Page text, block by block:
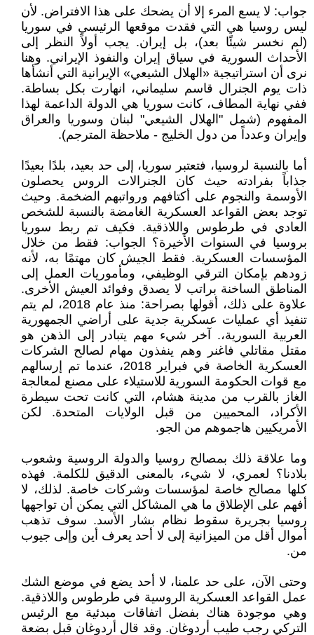
جواب: لا يسع المرء إلا أن يضحك على هذا الافتراض. لأن
ليس روسيا هي التي فقدت موقعها الرئيسي في سوريا
(لم نخسر شيئًا بعد)، بل إيران. يجب أولاً النظر إلى
الأحداث السورية في سياق إيران والنفوذ الإيراني. وهنا
نرى أن استراتيجية «الهلال الشيعي» الإيرانية التي أنشأها
ذات يوم الجنرال قاسم سليماني، انهارت بكل بساطة.
ففي نهاية المطاف، كانت سوريا هي الدولة الداعمة لهذا
المفهوم (شمل "الهلال الشيعي" لبنان وسوريا والعراق
وإيران وعدداً من دول الخليج - ملاحظة المترجم).
أما بالنسبة لروسيا، فتعتبر سوريا، إلى حد بعيد، بلدًا بعيدًا
جذاباً بفرادته حيث كان الجنرالات الروس يحصلون
الأوسمة والنجوم على أكتافهم ورواتبهم الضخمة. وحيث
توجد بعض القواعد العسكرية الغامضة بالنسبة للشخص
العادي في طرطوس واللاذقية. فكيف تم ربط سوريا
بروسيا في السنوات الأخيرة؟ الجواب: فقط من خلال
المؤسسات العسكرية. فقط الجيش كان مهتمًا به، لأنه
زودهم بإمكان الترقي الوظيفي، ومأموريات العمل إلى
المناطق الساخنة براتب لا يصدق وفوائد العيش الأخرى.
علاوة على ذلك، أقولها بصراحة: منذ عام 2018، لم يتم
تنفيذ أي عمليات عسكرية جدية على أراضي الجمهورية
العربية السورية،. آخر شيء مهم يتبادر إلى الذهن هو
مقتل مقاتلي فاغنر وهم ينفذون مهام لصالح الشركات
العسكرية الخاصة في فبراير 2018، عندما تم إرسالهم
مع قوات الحكومة السورية للاستيلاء على مصنع لمعالجة
الغاز بالقرب من مدينة هشام، التي كانت تحت سيطرة
الأكراد، المحميين من قبل الولايات المتحدة. لكن
الأمريكيين هاجموهم من الجو.
وما علاقة ذلك بمصالح روسيا والدولة الروسية وشعوب
بلادنا؟ لعمري، لا شيء، بالمعنى الدقيق للكلمة. فهذه
كلها مصالح خاصة لمؤسسات وشركات خاصة. لذلك، لا
أفهم على الإطلاق ما هي المشاكل التي يمكن أن تواجهها
روسيا بجريرة سقوط نظام بشار الأسد. سوف تذهب
أموال أقل من الميزانية إلى لا أحد يعرف أين وإلى جيوب
من.
وحتى الآن، على حد علمنا، لا أحد يضع في موضع الشك
عمل القواعد العسكرية الروسية في طرطوس واللاذقية.
وهي موجودة هناك بفضل اتفاقات مبدئية مع الرئيس
التركي رجب طيب أردوغان. وقد قال أردوغان قبل بضعة